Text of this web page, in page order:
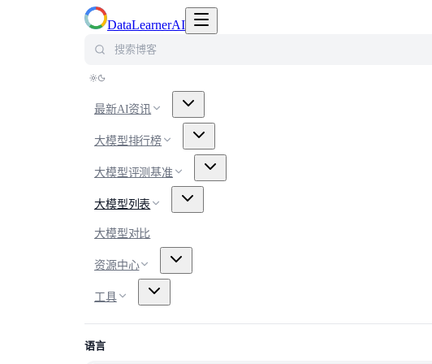
DataLearnerAI
最新AI资讯
大模型排行榜
大模型评测基准
大模型列表
大模型对比
资源中心
工具
语言